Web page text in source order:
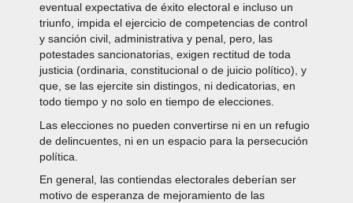
eventual expectativa de éxito electoral e incluso un
triunfo, impida el ejercicio de competencias de control
y sanción civil, administrativa y penal, pero, las
potestades sancionatorias, exigen rectitud de toda
justicia (ordinaria, constitucional o de juicio político), y
que, se las ejercite sin distingos, ni dedicatorias, en
todo tiempo y no solo en tiempo de elecciones.
Las elecciones no pueden convertirse ni en un refugio
de delincuentes, ni en un espacio para la persecución
política.
En general, las contiendas electorales deberían ser
motivo de esperanza de mejoramiento de las